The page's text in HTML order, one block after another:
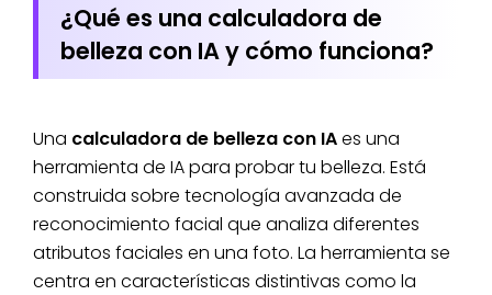
¿Qué es una calculadora de
belleza con IA y cómo funciona?
Una calculadora de belleza con IAes una
herramienta de IA para probar tu belleza. Está
construida sobre tecnología avanzada de
reconocimiento facial que analiza diferentes
atributos faciales en una foto. La herramienta se
centra en características distintivas como la